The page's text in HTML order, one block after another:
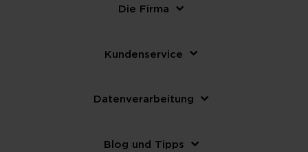
Die Firma
Kundenservice
Datenverarbeitung
Blog und Tipps